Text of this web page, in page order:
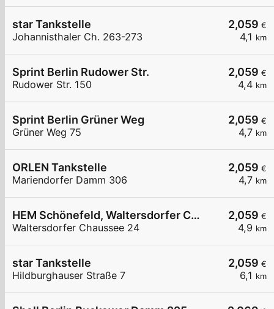
2,059 €
4,1 km
star Tankstelle
Johannisthaler Ch. 263-273
2,059 €
4,4 km
Sprint Berlin Rudower Str.
Rudower Str. 150
2,059 €
4,7 km
Sprint Berlin Grüner Weg
Grüner Weg 75
2,059 €
4,7 km
ORLEN Tankstelle
Mariendorfer Damm 306
2,059 €
4,9 km
HEM Schönefeld, Waltersdorfer Chaussee
Waltersdorfer Chaussee 24
2,059 €
6,1 km
star Tankstelle
Hildburghauser Straße 7